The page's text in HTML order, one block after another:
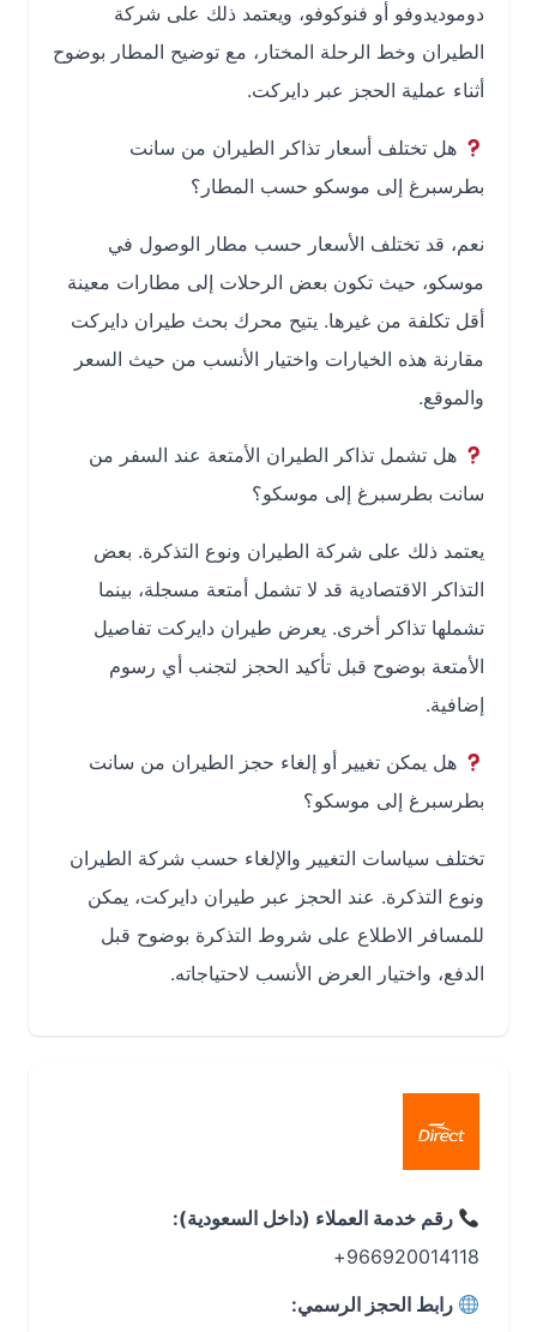
دوموديدوفو أو فنوكوفو، ويعتمد ذلك على شركة
الطيران وخط الرحلة المختار، مع توضيح المطار بوضوح
أثناء عملية الحجز عبر دايركت.
هل تختلف أسعار تذاكر الطيران من سانت
بطرسبرغ إلى موسكو حسب المطار؟
نعم، قد تختلف الأسعار حسب مطار الوصول في
موسكو، حيث تكون بعض الرحلات إلى مطارات معينة
أقل تكلفة من غيرها. يتيح محرك بحث طيران دايركت
مقارنة هذه الخيارات واختيار الأنسب من حيث السعر
والموقع.
هل تشمل تذاكر الطيران الأمتعة عند السفر من
سانت بطرسبرغ إلى موسكو؟
يعتمد ذلك على شركة الطيران ونوع التذكرة. بعض
التذاكر الاقتصادية قد لا تشمل أمتعة مسجلة، بينما
تشملها تذاكر أخرى. يعرض طيران دايركت تفاصيل
الأمتعة بوضوح قبل تأكيد الحجز لتجنب أي رسوم
إضافية.
هل يمكن تغيير أو إلغاء حجز الطيران من سانت
بطرسبرغ إلى موسكو؟
تختلف سياسات التغيير والإلغاء حسب شركة الطيران
ونوع التذكرة. عند الحجز عبر طيران دايركت، يمكن
للمسافر الاطلاع على شروط التذكرة بوضوح قبل
الدفع، واختيار العرض الأنسب لاحتياجاته.
رقم خدمة العملاء (داخل السعودية):
966920014118+
رابط الحجز الرسمي: